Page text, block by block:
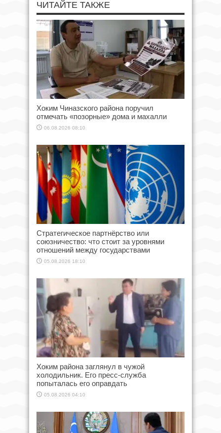
ЧИТАЙТЕ ТАКЖЕ
Хоким Чиназского района поручил
отмечать «позорные» дома и махалли
06.08.2026 08:10
Стратегическое партнёрство или
союзничество: что стоит за уровнями
отношений между государствами
05.08.2026 18:10
Хоким района заглянул в чужой
холодильник. Его пресс-служба
попыталась его оправдать
05.08.2026 04:10